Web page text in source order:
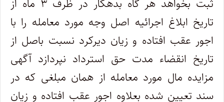
ثبت بخواهد هر گاه بدهکار در ظرف ۳ ماه از
‌تاریخ ابلاغ اجرائیه اصل وجه مورد معامله را با
اجور عقب افتاده و زیان دیرکرد نسبت باصل از
تاریخ انقضاء مدت حق استرداد نپردازد آگهی
مزایده ‌مال مورد معامله از همان مبلغی که در
سند تعیین شده بعلاوه اجور عقب افتاده و زیان